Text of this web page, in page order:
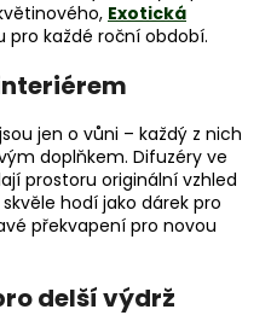
Exotická
pro každé roční období.
jen o vůni – každý z nich
doplňkem. Difuzéry ve
prostoru originální vzhled
hodí jako dárek pro
překvapení pro novou
delší výdrž